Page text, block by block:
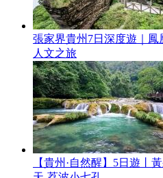
張家界貴州7日深度遊｜
人文之旅
【貴州·自然醒】5日遊丨